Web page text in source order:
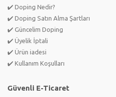
✔️ Doping Nedir?
✔️ Doping Satın Alma Şartları
✔️ Güncelim Doping
✔️ Üyelik İptali
✔️ Ürün iadesi
✔️ Kullanım Koşulları
Güvenli E-Ticaret